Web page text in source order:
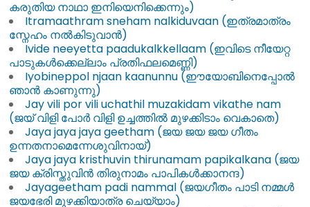
കരുതിയ നാഥാ ഇനിയെനിക്കെന്നും)
Itramaathram sneham nalkiduvaan (ഇത്രമാത്രം
സ്നേഹം നൽകിടുവാൻ)
Ivide neeyetta paadukalkkellaam (ഇവിടെ നീയേറ്റ
പാടുകൾക്കെല്ലാം പ്രതിഫലമെണ്ണി)
Iyobineppol njaan kaanunnu (ഈയോബിനെപ്പോൽ
ഞാൻ കാണുന്നു)
Jay vili por vili uchathil muzakidam vikathe nam
(ജയ് വിളി പോർ വിളി ഉച്ചത്തിൽ മുഴക്കിടാം വെകാതെ)
Jaya jaya jaya geetham (ജയ ജയ ജയ ഗീതം
ഉന്നതനാമെന്നേശുവിനായ്‌)
Jaya jaya kristhuvin thirunamam papikalkana (ജയ
ജയ ക്രിസ്തുവിൻ തിരുനാമം പാപികൾക്കാനന്ദ)
Jayageetham padi nammal (ജയഗീതം പാടി നമ്മൾ
ജയഭേരി മുഴക്കിയാത്ര ചെയ്യാം)